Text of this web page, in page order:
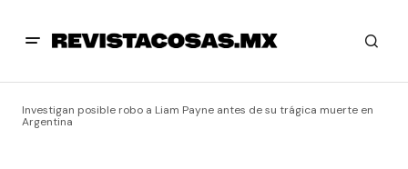
Investigan posible robo a Liam Payne antes de su trágica muerte en
Argentina